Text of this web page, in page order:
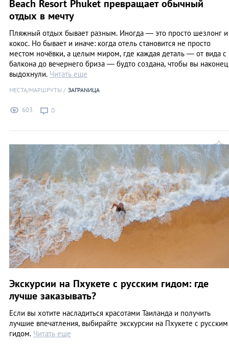
Beach Resort Phuket превращает обычный
отдых в мечту
Пляжный отдых бывает разным. Иногда — это просто шезлонг и
кокос. Но бывает и иначе: когда отель становится не просто
местом ночёвки, а целым миром, где каждая деталь — от вида с
балкона до вечернего бриза — будто создана, чтобы вы наконец
выдохнули. Читать еще
МЕСТА/МАРШРУТЫ ЗАГРАNИЦА
603 0
Экскурсии на Пхукете с русским гидом: где
лучше заказывать?
Если вы хотите насладиться красотами Таиланда и получить
лучшие впечатления, выбирайте экскурсии на Пхукете с русским
гидом. Читать еще